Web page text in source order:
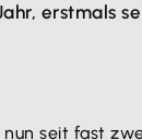
erstmals
seit fast